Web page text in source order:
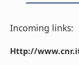
Incoming links:
Http://